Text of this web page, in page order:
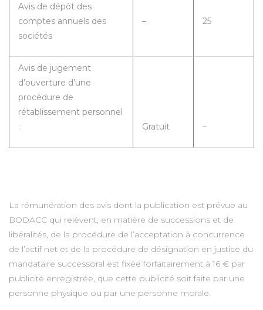
Avis de dépôt des
comptes annuels des
sociétés
– 25
Avis de jugement
d’ouverture d’une
procédure de
rétablissement personnel
:
Gratuit –
La rémunération des avis dont la publication est prévue au
BODACC qui relèvent, en matière de successions et de
libéralités, de la procédure de l’acceptation à concurrence
de l’actif net et de la procédure de désignation en justice du
mandataire successoral est fixée forfaitairement à 16 € par
publicité enregistrée, que cette publicité soit faite par une
personne physique ou par une personne morale.